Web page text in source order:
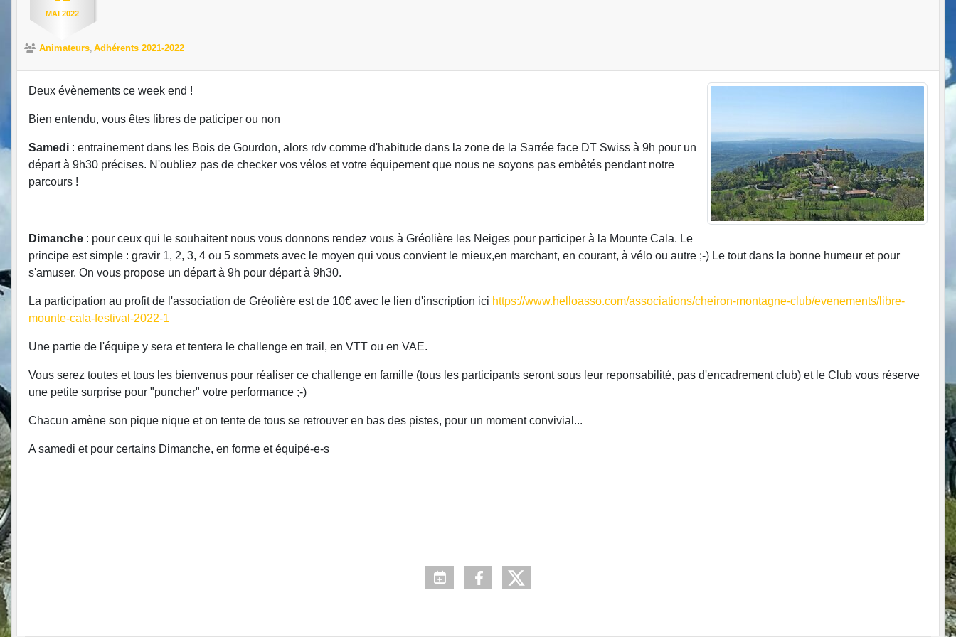
MAI 2022
Animateurs Adhérents 2021-2022
Deux évènements ce week end !
Bien entendu, vous êtes libres de paticiper ou non
Samedi : entrainement dans les Bois de Gourdon, alors rdv comme d'habitude dans la zone de la Sarrée face DT Swiss à 9h pour un
départ à 9h30 précises. N'oubliez pas de checker vos vélos et votre équipement que nous ne soyons pas embêtés pendant notre
parcours !
Dimanche : pour ceux qui le souhaitent nous vous donnons rendez vous à Gréolière les Neiges pour participer à la Mounte Cala. Le
principe est simple : gravir 1, 2, 3, 4 ou 5 sommets avec le moyen qui vous convient le mieux,en marchant, en courant, à vélo ou autre ;-) Le tout dans la bonne humeur et pour
s'amuser. On vous propose un départ à 9h pour départ à 9h30.
La participation au profit de l'association de Gréolière est de 10€ avec le lien d'inscription ici https://www.helloasso.com/associations/cheiron-montagne-club/evenements/libre-
mounte-cala-festival-2022-1
Une partie de l'équipe y sera et tentera le challenge en trail, en VTT ou en VAE.
Vous serez toutes et tous les bienvenus pour réaliser ce challenge en famille (tous les participants seront sous leur reponsabilité, pas d'encadrement club) et le Club vous réserve
une petite surprise pour "puncher" votre performance ;-)
Chacun amène son pique nique et on tente de tous se retrouver en bas des pistes, pour un moment convivial...
A samedi et pour certains Dimanche, en forme et équipé-e-s